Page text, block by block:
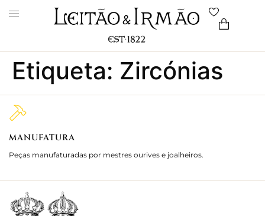
Etiqueta: Zircónias
MANUFATURA
Peças manufaturadas por mestres ourives e joalheiros.